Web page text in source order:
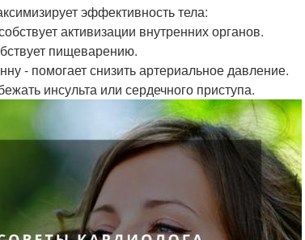
эффективность тела:
активизации внутренних органов.
пищеварению.
- помогает снизить артериальное давление.
инсульта или сердечного приступа.